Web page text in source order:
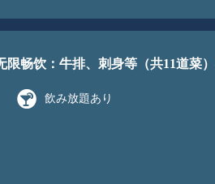
限畅饮：牛排、刺身等（共11道菜
飲み放題あり